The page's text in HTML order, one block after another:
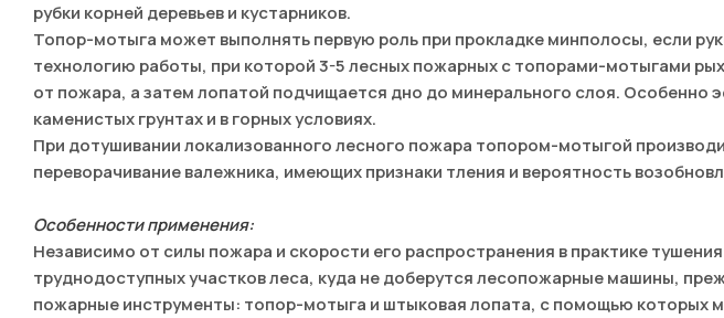
рубки корней деревьев и кустарников.
Топор-мотыга может выполнять первую роль при прокладке минполосы, если
технологию работы, при которой 3-5 лесных пожарных с топорами-мотыгами
от пожара, а затем лопатой подчищается дно до минерального слоя. Особенно
каменистых грунтах и в горных условиях.
При дотушивании локализованного лесного пожара топором-мотыгой
переворачивание валежника, имеющих признаки тления и вероятность
Особенности применения:
Независимо от силы пожара и скорости его распространения в практике
труднодоступных участков леса, куда не доберутся лесопожарные машины,
пожарные инструменты: топор-мотыга и штыковая лопата, с помощью которых